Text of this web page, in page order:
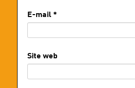
E-mail *
Site web